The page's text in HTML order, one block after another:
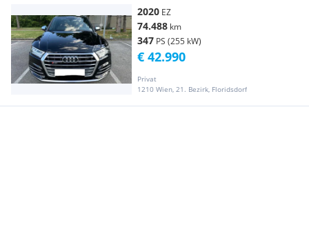
2020 EZ
74.488 km
347 PS (255 kW)
Privat
1210 Wien, 21. Bezirk, Floridsdorf
€ 42.990